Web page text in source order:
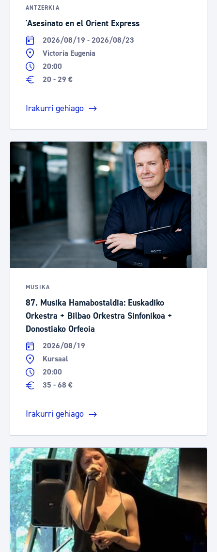
ANTZERKIA
'Asesinato en el Orient Express
2026/08/19 - 2026/08/23
Victoria Eugenia
20:00
20 - 29 €
Irakurri gehiago
MUSIKA
87. Musika Hamabostaldia: Euskadiko
Orkestra + Bilbao Orkestra Sinfonikoa +
Donostiako Orfeoia
2026/08/19
Kursaal
20:00
35 - 68 €
Irakurri gehiago